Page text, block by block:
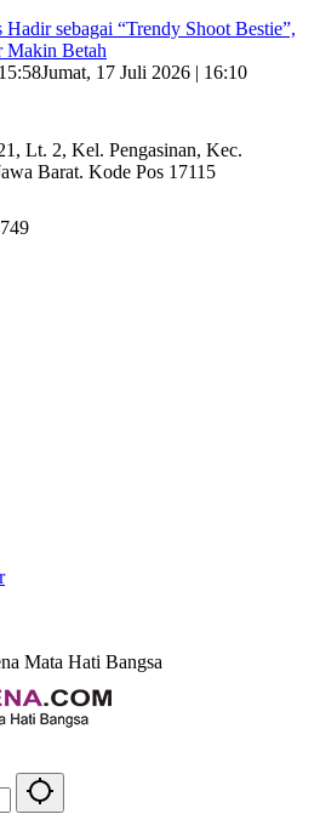
sebagai “Trendy Shoot Bestie”,
Betah
Jumat, 17 Juli 2026 | 16:10
Lt. 2, Kel. Pengasinan, Kec.
Barat. Kode Pos 17115
Mata Hati Bangsa